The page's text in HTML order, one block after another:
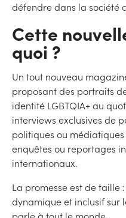
défendre dans la société
Cette
quoi ?
Un tout nouveau
proposant des portraits
identité LGBTQIA+ au
interviews exclusives de
politiques ou
enquêtes ou reportages
internationaux.
La promesse est de taille
dynamique et inclusif sur